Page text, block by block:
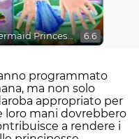
Mermaid Princess Nails Spa 6.6
programmato
ma non solo
appropriato per
loro mani dovrebbero
a rendere i